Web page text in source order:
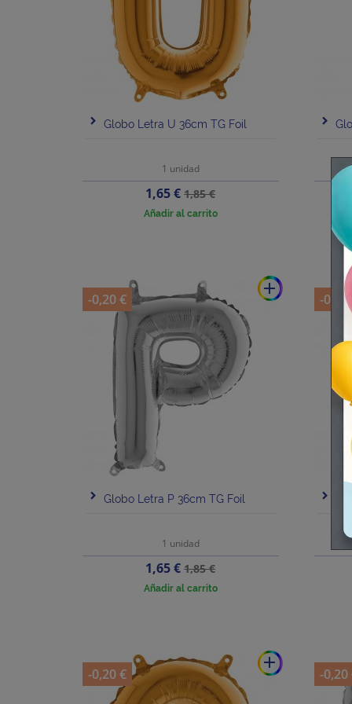
Globo Letra U 36cm TG Foil
1 unidad
Precio
1,65 €Precio
base
1,85 €
Añadir al carrito
add
Globo Letra P 36cm TG Foil
1 unidad
Precio
1,65 €Precio
base
1,85 €
Añadir al carrito
-0,20 € -0,20
add
-0,20 € -0,20